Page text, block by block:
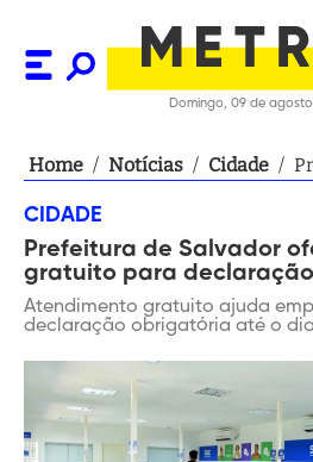
Domingo, 09 de
Home / Notícias / Cidade /
CIDADE
Prefeitura de Salvador
gratuito para declaração
Atendimento gratuito ajuda
declaração obrigatória até o